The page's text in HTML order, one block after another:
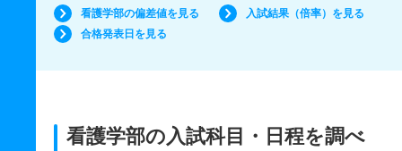
看護学部の偏差値を見る
入試結果（倍率）を見る
合格発表日を見る
看護学部の入試科目・日程を調べ